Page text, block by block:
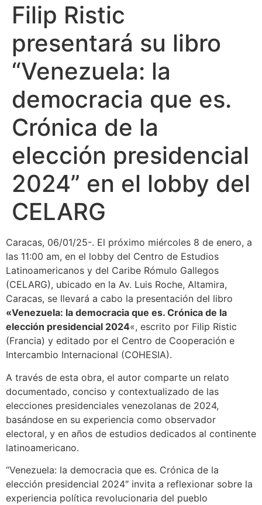
Filip Ristic
presentará su libro
“Venezuela: la
democracia que es.
Crónica de la
elección presidencial
2024” en el lobby del
CELARG
Caracas, 06/01/25-. El próximo miércoles 8 de enero, a
las 11:00 am, en el lobby del Centro de Estudios
Latinoamericanos y del Caribe Rómulo Gallegos
(CELARG), ubicado en la Av. Luis Roche, Altamira,
Caracas, se llevará a cabo la presentación del libro
«Venezuela: la democracia que es. Crónica de la
elección presidencial 2024«, escrito por Filip Ristic
(Francia) y editado por el Centro de Cooperación e
Intercambio Internacional (COHESIA).
A través de esta obra, el autor comparte un relato
documentado, conciso y contextualizado de las
elecciones presidenciales venezolanas de 2024,
basándose en su experiencia como observador
electoral, y en años de estudios dedicados al continente
latinoamericano.
“Venezuela: la democracia que es. Crónica de la
elección presidencial 2024″ invita a reflexionar sobre la
experiencia política revolucionaria del pueblo